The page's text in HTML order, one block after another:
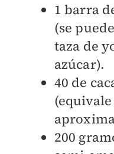
1 barra
(se
taza de
azúcar).
40 de
200